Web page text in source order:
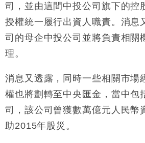
15:11
財經｜SHEIN傳最快8月中招
元以下
司，並由這間中投公司旗下的控
授權統一履行出資人職責。消息
司的母企中投公司並將負責相關
理。
消息又透露，同時一些相關市場
權也將劃轉至中央匯金，當中包
司，該公司曾獲數萬億元人民幣
助2015年股災。